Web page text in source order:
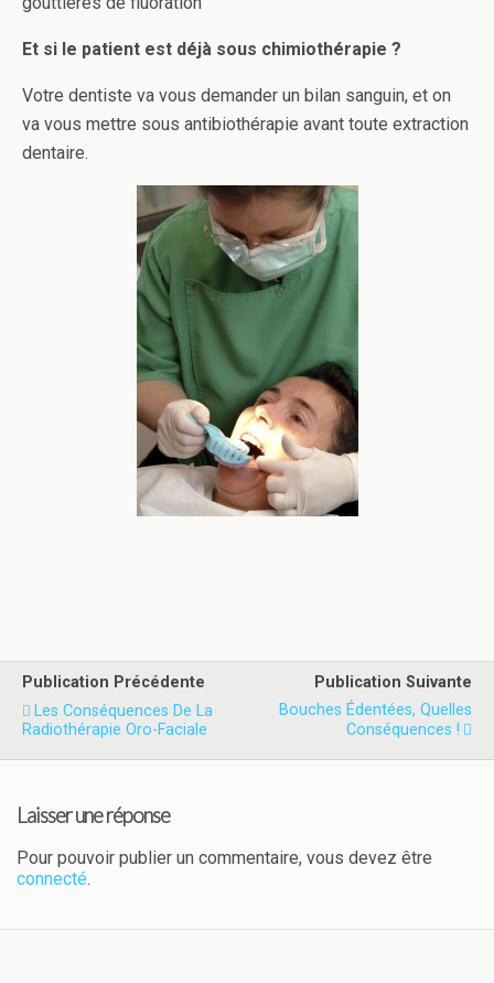
Et si le patient est déjà sous chimiothérapie ?
Votre dentiste va vous demander un bilan sanguin, et on
va vous mettre sous antibiothérapie avant toute extraction
dentaire.
Publication Précédente
Les Conséquences De La
Radiothérapie Oro-Faciale
Publication Suivante
Bouches Édentées, Quelles
Conséquences !
Laisser une réponse
Pour pouvoir publier un commentaire, vous devez être
connecté.